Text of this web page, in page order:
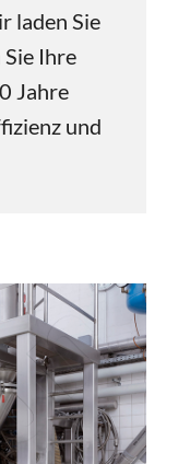
laden Sie
Sie Ihre
Jahre
und